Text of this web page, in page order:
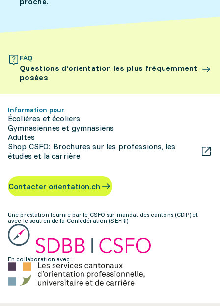
FAQ
Questions d’orientation les plus fréquemment
posées
Information pour
Écolières et écoliers
Gymnasiennes et gymnasiens
Adultes
Shop CSFO: Brochures sur les professions, les
études et la carrière
Contacter orientation.ch
Une prestation fournie par le CSFO sur mandat des cantons (CDIP) et
avec le soutien de la Confédération (SEFRI)
En collaboration avec: